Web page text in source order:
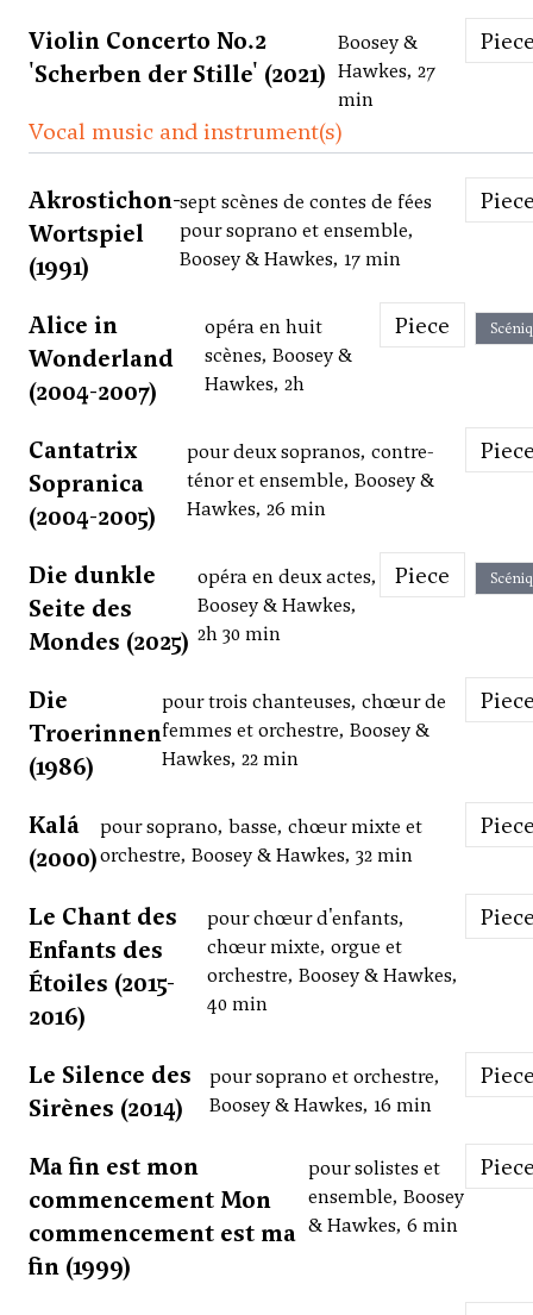
Violin Concerto No.2
'Scherben der Stille' (2021)
Boosey &
Hawkes, 27
min
Vocal music and instrument(s)
Akrostichon-
Wortspiel
(1991)
sept scènes de contes de fées
pour soprano et ensemble,
Boosey & Hawkes, 17 min
Alice in
Wonderland
(2004-2007)
opéra en huit
scènes, Boosey &
Hawkes, 2h
Piece
Cantatrix
Sopranica
(2004-2005)
pour deux sopranos, contre-
ténor et ensemble, Boosey &
Hawkes, 26 min
Die dunkle
Seite des
Mondes (2025)
opéra en deux actes,
Boosey & Hawkes,
2h 30 min
Piece
Die
Troerinnen
(1986)
pour trois chanteuses, chœur de
femmes et orchestre, Boosey &
Hawkes, 22 min
Kalá
(2000)
pour soprano, basse, chœur mixte et
orchestre, Boosey & Hawkes, 32 min
Le Chant des
Enfants des
Étoiles (2015-
2016)
pour chœur d'enfants,
chœur mixte, orgue et
orchestre, Boosey & Hawkes,
40 min
Le Silence des
Sirènes (2014)
pour soprano et orchestre,
Boosey & Hawkes, 16 min
Ma fin est mon
commencement Mon
commencement est ma
fin (1999)
pour solistes et
ensemble, Boosey
& Hawkes, 6 min